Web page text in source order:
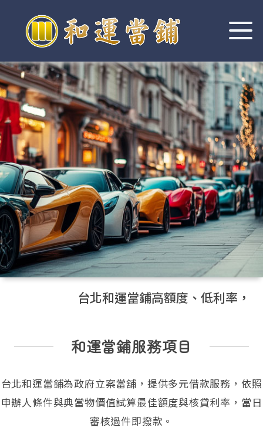
台北和運當鋪高額度、低利率，汽機車
和運當鋪服務項目
台北和運當鋪為政府立案當舖，提供多元借款服務，依照
申辦人條件與典當物價值試算最佳額度與核貸利率，當日
審核過件即撥款。